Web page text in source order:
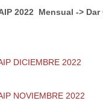
2022 Mensual ->
DICIEMBRE 2022
NOVIEMBRE 2022